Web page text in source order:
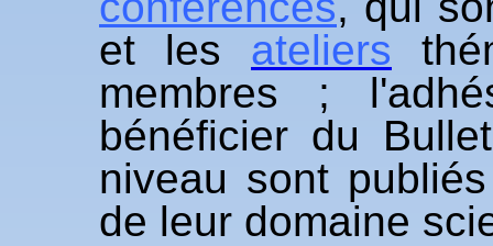
et les ateliers
membres ;
bénéficier du
niveau sont
de leur domaine